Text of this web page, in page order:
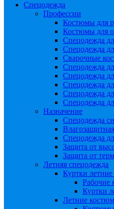
Спецодежда
Профессии
Костюмы для
Костюмы для
Спецодежда
Спецодежда
Сварочные
Спецодежда
Спецодежда
Спецодежда
Спецодежда
Спецодежда
Назначение
Спецодежда
Спецодежда
Защита от
Защита от
Летняя спецодежда
Куртки летние
Рабочие
Куртки
Летние